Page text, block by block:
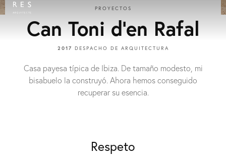
PROYECTOS
Can Toni d’en Rafal
2017 DESPACHO DE ARQUITECTURA
Casa payesa típica de Ibiza. De tamaño modesto, mi
bisabuelo la construyó. Ahora hemos conseguido
recuperar su esencia.
Respeto